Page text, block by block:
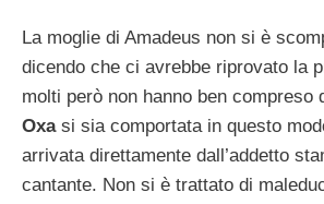
La moglie di Amadeus non si è
dicendo che ci avrebbe riprovato la
molti però non hanno ben compreso
Oxa si sia comportata in questo
arrivata direttamente dall’addetto
cantante. Non si è trattato di